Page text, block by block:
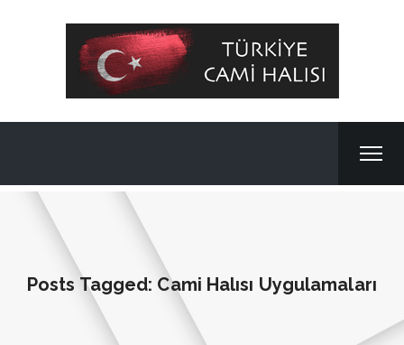
Posts Tagged: Cami Halısı Uygulamaları